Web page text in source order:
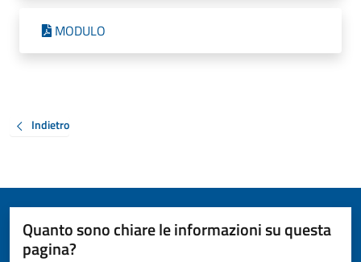
MODULO
Indietro
Quanto sono chiare le informazioni su questa
pagina?